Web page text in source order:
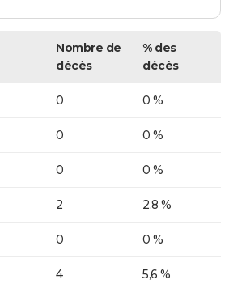
Nombre de
décès
% des
décès
0 0 %
0 0 %
0 0 %
2 2,8 %
0 0 %
4 5,6 %